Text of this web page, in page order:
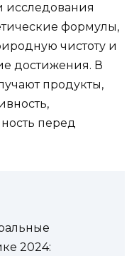
исследования
формулы,
чистоту и
достижения. В
продукты,
перед
2024: